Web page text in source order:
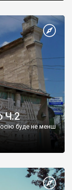
Ч.2
буде не менш